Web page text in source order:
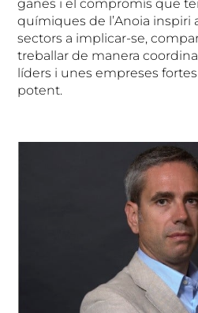
ganes i el compromís que
químiques de l’Anoia inspiri
sectors a implicar-se,
treballar de manera
líders i unes empreses
potent.